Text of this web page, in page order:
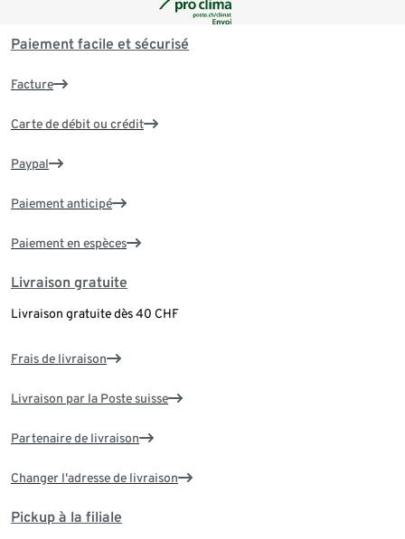
Paiement facile et sécurisé
Facture
Carte de débit ou crédit
Paypal
Paiement anticipé
Paiement en espèces
Livraison gratuite
Livraison gratuite dès 40 CHF
Frais de livraison
Livraison par la Poste suisse
Partenaire de livraison
Changer l'adresse de livraison
Pickup à la filiale